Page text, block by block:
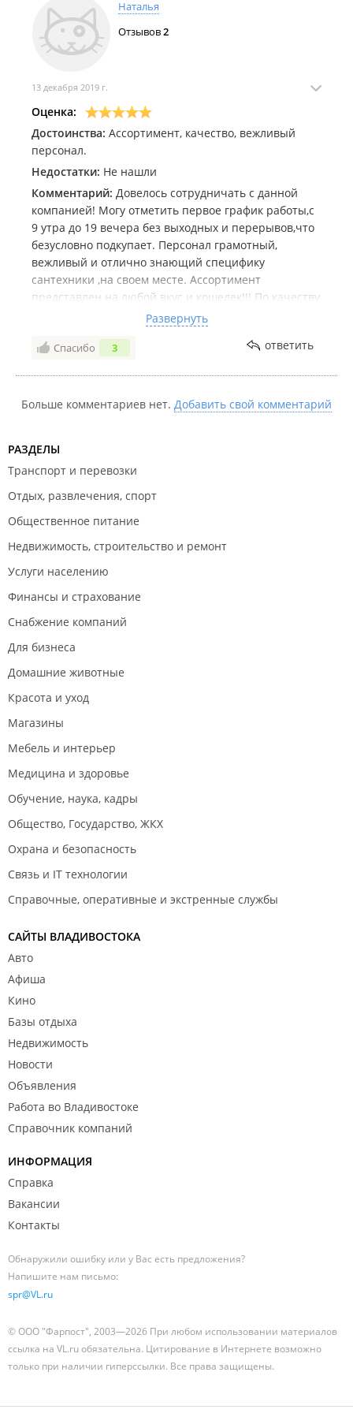
Наталья
Отзывов2
13 декабря 2019 г.
Оценка:
Достоинства: Ассортимент, качество, вежливый
персонал.
Недостатки: Не нашли
Комментарий: Довелось сотрудничать с данной
компанией! Могу отметить первое график работы,с
9 утра до 19 вечера без выходных и перерывов,что
безусловно подкупает. Персонал грамотный,
вежливый и отлично знающий специфику
сантехники ,на своем месте. Ассортимент
представлен на любой вкус и кошелек!!! По качеству
товара нет никаких претензий! Можно приобрести
всё,от прокладки до фаянса,счётчиков для воды,
смесителей, полотенцесушителей ,радиаторов
помещений есть всё необходимое. Магазины
сотрудничество.Спасибо))
Развернуть
Спасибо 3 ответить
Больше комментариев нет. Добавить свой комментарий
РАЗДЕЛЫ
Транспорт и перевозки
Отдых, развлечения, спорт
Общественное питание
Недвижимость, строительство и ремонт
Услуги населению
Финансы и страхование
Снабжение компаний
Для бизнеса
Домашние животные
Красота и уход
Магазины
Мебель и интерьер
Медицина и здоровье
Обучение, наука, кадры
Общество, Государство, ЖКХ
Охрана и безопасность
Связь и IT технологии
Справочные, оперативные и экстренные службы
САЙТЫ ВЛАДИВОСТОКА
Авто
Афиша
Кино
Базы отдыха
Недвижимость
Новости
Объявления
Работа во Владивостоке
Справочник компаний
ИНФОРМАЦИЯ
Справка
Вакансии
Контакты
Обнаружили ошибку или у Вас есть предложения?
Напишите нам письмо:
spr@VL.ru
© ООО "Фарпост", 2003—2026 При любом использовании материалов
ссылка на VL.ru обязательна. Цитирование в Интернете возможно
только при наличии гиперссылки. Все права защищены.